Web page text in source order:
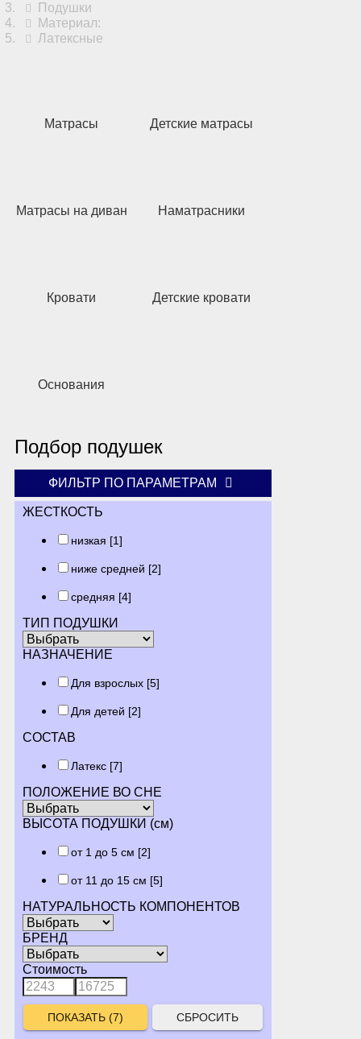
Подушки
Материал:
Латексные
Матрасы Детские матрасы
Матрасы на диван Наматрасники
Кровати Детские кровати
Основания
Подбор подушек
ФИЛЬТР ПО ПАРАМЕТРАМ
ЖЕСТКОСТЬ
низкая [1]
ниже средней [2]
средняя [4]
ТИП ПОДУШКИ
НАЗНАЧЕНИЕ
Для взрослых [5]
Для детей [2]
СОСТАВ
Латекс [7]
ПОЛОЖЕНИЕ ВО СНЕ
ВЫСОТА ПОДУШКИ (см)
от 1 до 5 см [2]
от 11 до 15 см [5]
НАТУРАЛЬНОСТЬ КОМПОНЕНТОВ
БРЕНД
Стоимость
СБРОСИТЬ